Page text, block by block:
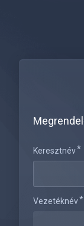
Keresztnév
Vezetéknév